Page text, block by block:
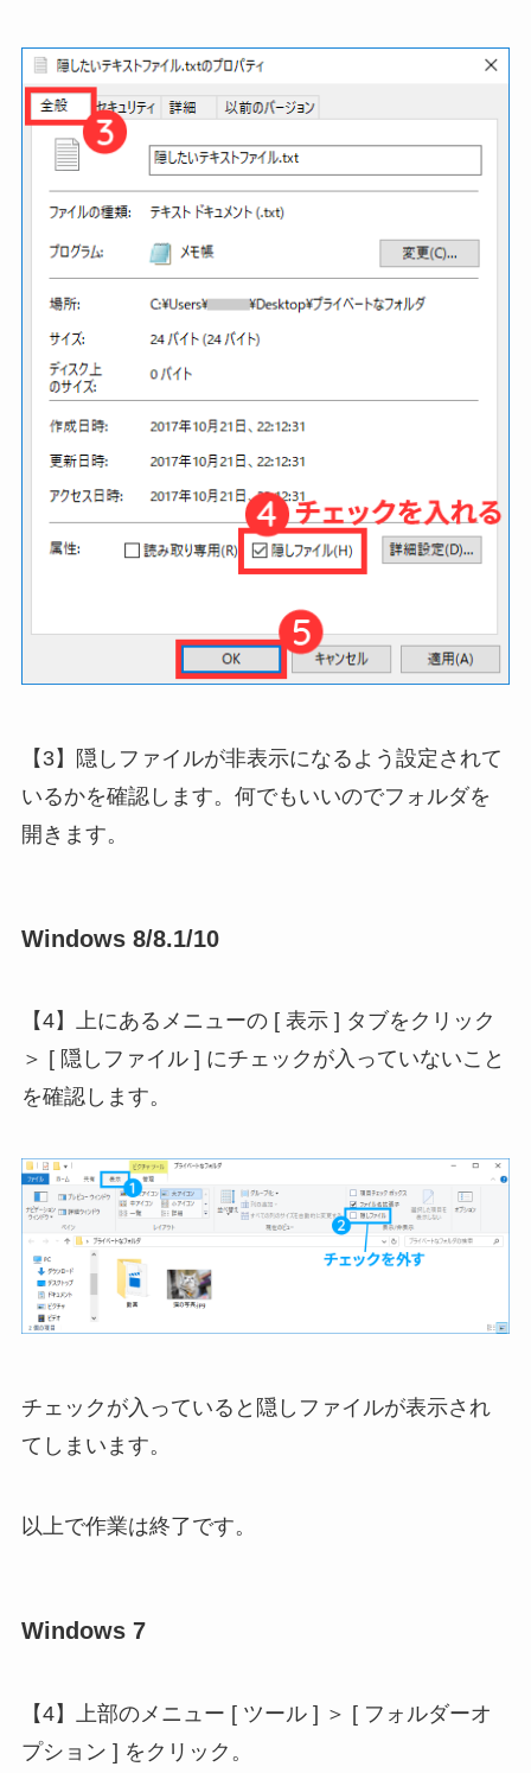
【3】隠しファイルが非表示になるよう設定されて
いるかを確認します。何でもいいのでフォルダを
開きます。
Windows 8/8.1/10
【4】上にあるメニューの [ 表示 ] タブをクリック
＞ [ 隠しファイル ] にチェックが入っていないこと
を確認します。
チェックが入っていると隠しファイルが表示され
てしまいます。
以上で作業は終了です。
Windows 7
【4】上部のメニュー [ ツール ] ＞ [ フォルダーオ
プション ] をクリック。